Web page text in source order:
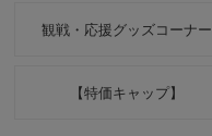
観戦・応援グッズコーナー
【特価キャップ】